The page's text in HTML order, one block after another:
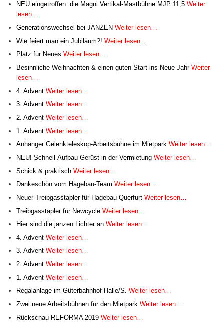
NEU eingetroffen: die Magni Vertikal-Mastbühne MJP 11,5 Weiter
lesen…
Generationswechsel bei JANZEN Weiter lesen…
Wie feiert man ein Jubiläum?! Weiter lesen…
Platz für Neues Weiter lesen…
Besinnliche Weihnachten & einen guten Start ins Neue Jahr Weiter
lesen…
4. Advent Weiter lesen…
3. Advent Weiter lesen…
2. Advent Weiter lesen…
1. Advent Weiter lesen…
Anhänger Gelenkteleskop-Arbeitsbühne im Mietpark Weiter lesen…
NEU! Schnell-Aufbau-Gerüst in der Vermietung Weiter lesen…
Schick & praktisch Weiter lesen…
Dankeschön vom Hagebau-Team Weiter lesen…
Neuer Treibgasstapler für Hagebau Querfurt Weiter lesen…
Treibgasstapler für Newcycle Weiter lesen…
Hier sind die janzen Lichter an Weiter lesen…
4. Advent Weiter lesen…
3. Advent Weiter lesen…
2. Advent Weiter lesen…
1. Advent Weiter lesen…
Regalanlage im Güterbahnhof Halle/S. Weiter lesen…
Zwei neue Arbeitsbühnen für den Mietpark Weiter lesen…
Rückschau REFORMA 2019 Weiter lesen…